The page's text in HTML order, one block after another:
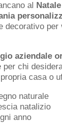
al Natale
decorativo
aziendale
per chi
casa o
naturale
natalizio
anno